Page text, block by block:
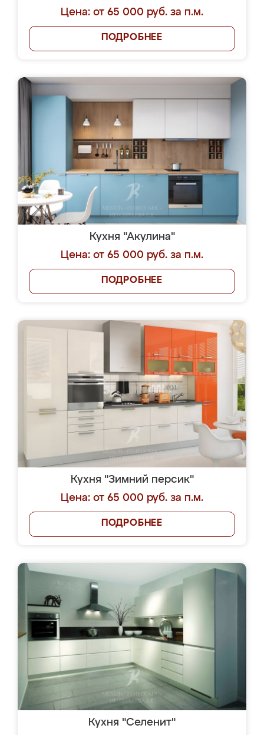
Цена: от 65 000 руб. за п.м.
ПОДРОБНЕЕ
Кухня "Акулина"
Цена: от 65 000 руб. за п.м.
ПОДРОБНЕЕ
Кухня "Зимний персик"
Цена: от 65 000 руб. за п.м.
ПОДРОБНЕЕ
Кухня "Селенит"